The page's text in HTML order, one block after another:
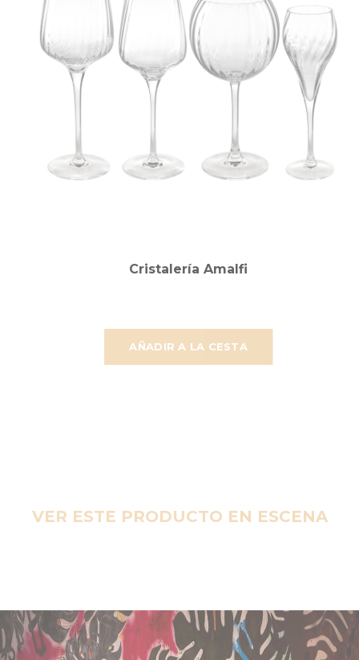
AÑADIR A LA CESTA
Cristalería Amalfi
VER ESTE PRODUCTO EN ESCENA